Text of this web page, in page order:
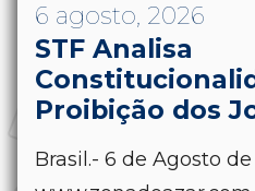
6 agosto, 2026
STF Analisa
Proibição dos
Brasil.- 6 de Agosto de